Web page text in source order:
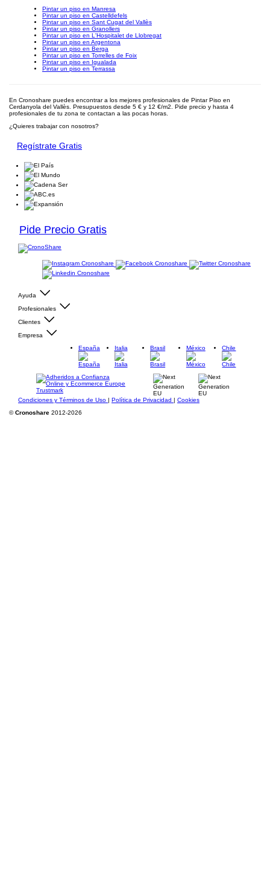
Pintar un piso en Manresa
Pintar un piso en Castelldefels
Pintar un piso en Sant Cugat del Vallès
Pintar un piso en Granollers
Pintar un piso en L'Hospitalet de Llobregat
Pintar un piso en Argentona
Pintar un piso en Berga
Pintar un piso en Torrelles de Foix
Pintar un piso en Igualada
Pintar un piso en Terrassa
En Cronoshare puedes encontrar a los mejores profesionales de Pintar Piso en
Cerdanyola del Vallès. Presupuestos desde 5 € y 12 €/m2. Pide precio y hasta 4
profesionales de tu zona te contactan a las pocas horas.
¿Quieres trabajar con nosotros?
Regístrate Gratis
Pide Precio Gratis
Ayuda
Profesionales
Clientes
Empresa
España
Italia Brasil México Chile
Condiciones y Términos de Uso | Política de Privacidad | Cookies
©Cronoshare 2012-2026